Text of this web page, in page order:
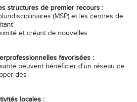
structures de premier recours :
(MSP) et les centres de
et créant de nouvelles
favorisées :
peuvent bénéficier d'un réseau de
des
locales :